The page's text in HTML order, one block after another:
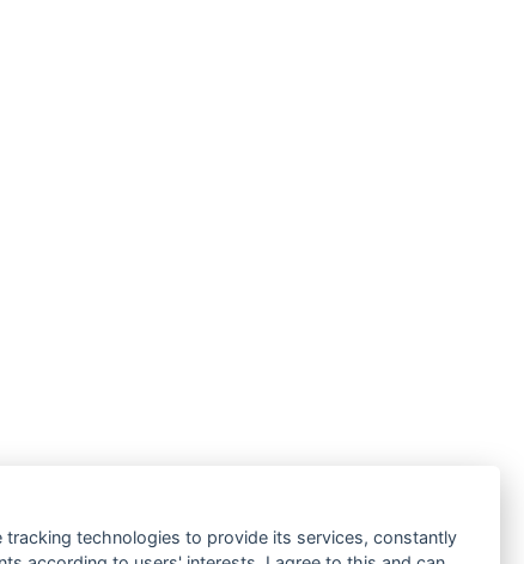
technologies to provide its services, constantly